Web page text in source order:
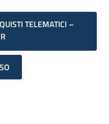
TELEMATICI –